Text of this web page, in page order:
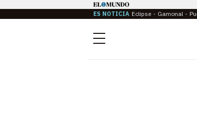
ES NOTICIA Eclipse Gamonal
Menú